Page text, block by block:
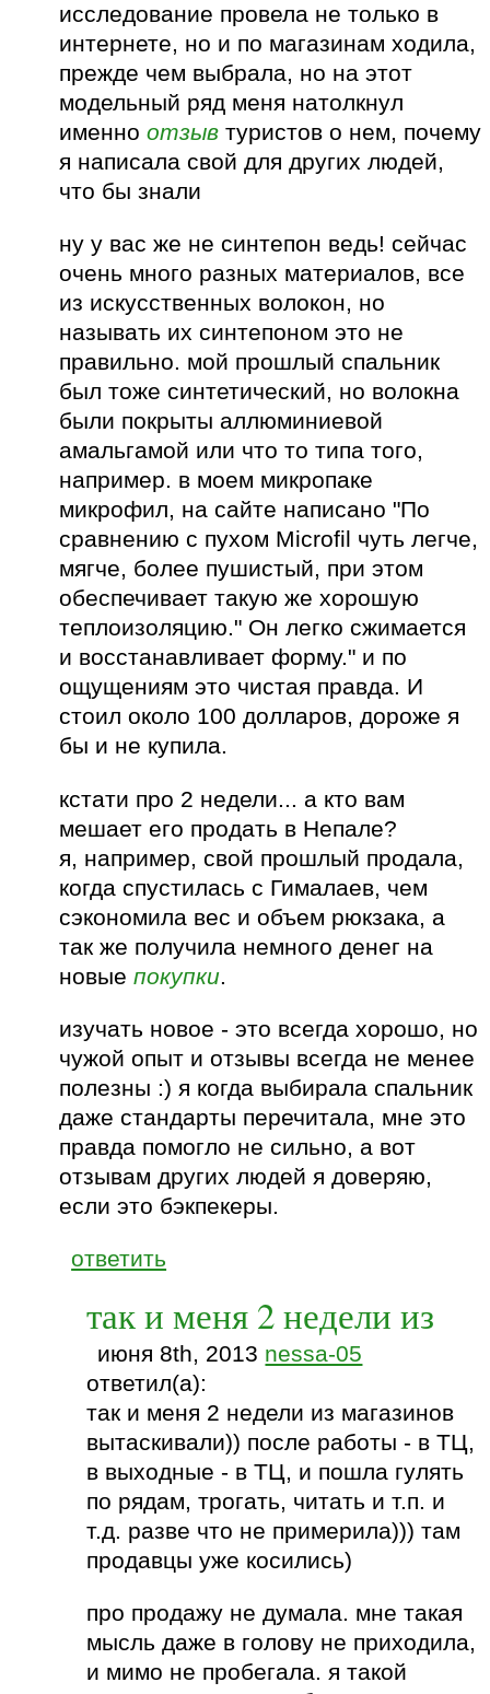
исследование провела не только в
интернете, но и по магазинам ходила,
прежде чем выбрала, но на этот
модельный ряд меня натолкнул
именноотзыв туристов о нем, почему
я написала свой для других людей,
что бы знали
ну у вас же не синтепон ведь! сейчас
очень много разных материалов, все
из искусственных волокон, но
называть их синтепоном это не
правильно. мой прошлый спальник
был тоже синтетический, но волокна
были покрыты аллюминиевой
амальгамой или что то типа того,
например. в моем микропаке
микрофил, на сайте написано "По
сравнению с пухом Microfil чуть легче,
мягче, более пушистый, при этом
обеспечивает такую же хорошую
теплоизоляцию." Он легко сжимается
и восстанавливает форму." и по
ощущениям это чистая правда. И
стоил около 100 долларов, дороже я
бы и не купила.
кстати про 2 недели... а кто вам
мешает его продать в Непале?
я, например, свой прошлый продала,
когда спустилась с Гималаев, чем
сэкономила вес и объем рюкзака, а
так же получила немного денег на
новыепокупки.
изучать новое - это всегда хорошо, но
чужой опыт и отзывы всегда не менее
полезны :) я когда выбирала спальник
даже стандарты перечитала, мне это
правда помогло не сильно, а вот
отзывам других людей я доверяю,
если это бэкпекеры.
ответить
так и меня 2 недели из
июня 8th, 2013 nessa-05
ответил(а):
так и меня 2 недели из магазинов
вытаскивали)) после работы - в ТЦ,
в выходные - в ТЦ, и пошла гулять
по рядам, трогать, читать и т.п. и
т.д. разве что не примерила))) там
продавцы уже косились)
про продажу не думала. мне такая
мысль даже в голову не приходила,
и мимо не пробегала. я такой